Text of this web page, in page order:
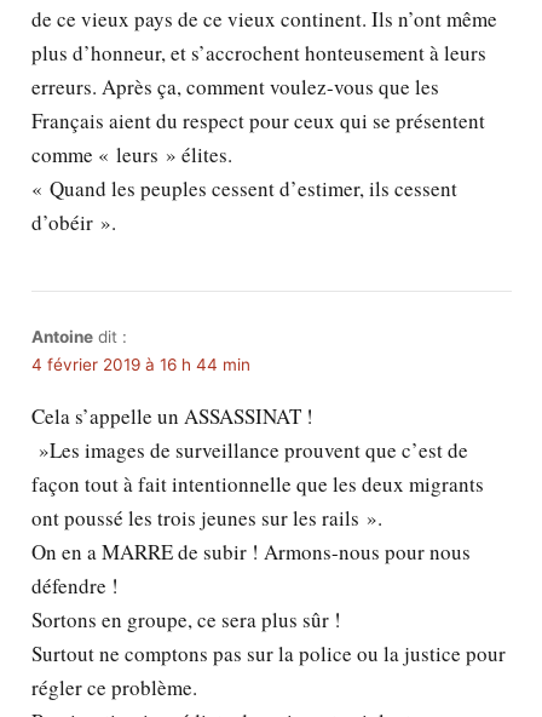
de ce vieux pays de ce vieux continent. Ils n’ont même
plus d’honneur, et s’accrochent honteusement à leurs
erreurs. Après ça, comment voulez-vous que les
Français aient du respect pour ceux qui se présentent
comme « leurs » élites.
« Quand les peuples cessent d’estimer, ils cessent
d’obéir ».
Antoine dit :
4 février 2019 à 16 h 44 min
Cela s’appelle un ASSASSINAT !
»Les images de surveillance prouvent que c’est de
façon tout à fait intentionnelle que les deux migrants
ont poussé les trois jeunes sur les rails ».
On en a MARRE de subir ! Armons-nous pour nous
défendre !
Sortons en groupe, ce sera plus sûr !
Surtout ne comptons pas sur la police ou la justice pour
régler ce problème.